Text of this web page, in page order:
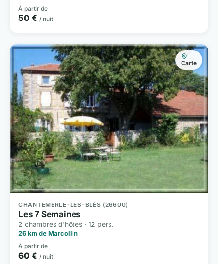
À partir de
50 € / nuit
Carte
CHANTEMERLE-LES-BLÉS (26600)
Les 7 Semaines
2 chambres d'hôtes · 12 pers.
26 km de Marcollin
À partir de
60 € / nuit